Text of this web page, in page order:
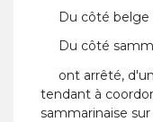
Du côté belge
Du côté
ont arrêté,
tendant à
sammarinaise